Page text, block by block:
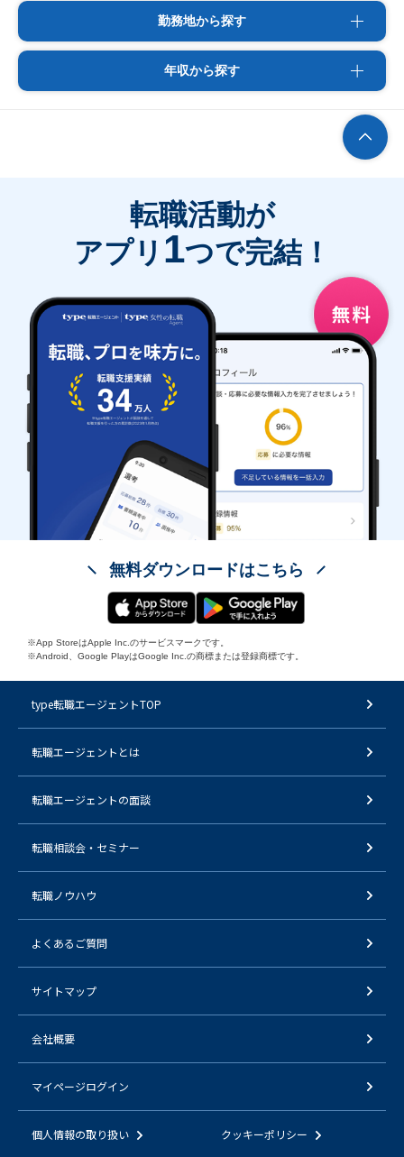
勤務地から探す
年収から探す
転職活動が
アプリ 1つで完結！
無料ダウンロードはこちら
※App StoreはApple Inc.のサービスマークです。
※Android、Google PlayはGoogle Inc.の商標または登録商標です。
type転職エージェントTOP
転職エージェントとは
転職エージェントの面談
転職相談会・セミナー
転職ノウハウ
よくあるご質問
サイトマップ
会社概要
マイページログイン
個人情報の取り扱い クッキーポリシー